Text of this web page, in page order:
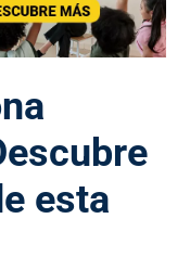
esta